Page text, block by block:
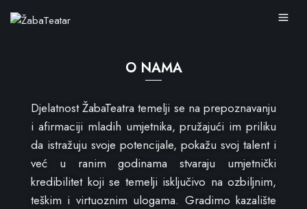
O NAMA
Djelatnost ŽabaTeatra temelji se na prepoznavanju
i afirmaciji mladih umjetnika, pružajući im priliku
da istražuju svoje potencijale, pokažu svoj talent i
već u ranim godinama stvaraju umjetnički
kredibilitet koji se temelji isključivo na ozbiljnim,
teškim i virtuoznim ulogama. Gradimo kazalište